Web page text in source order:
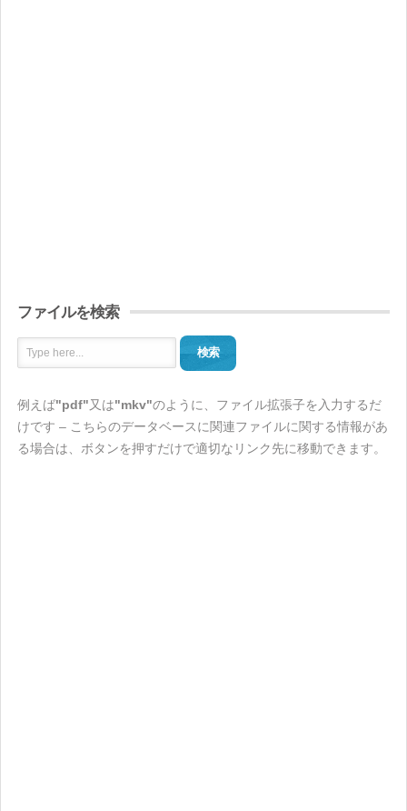
ファイルを検索
検索
例えば"pdf"又は"mkv"のように、ファイル拡張子を入力するだ
けです – こちらのデータベースに関連ファイルに関する情報があ
る場合は、ボタンを押すだけで適切なリンク先に移動できます。